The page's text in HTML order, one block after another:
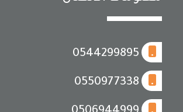
0544299895
0550977338